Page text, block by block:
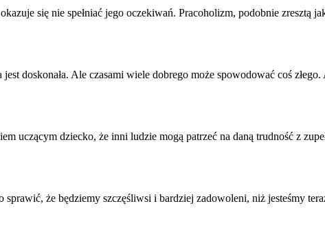
się nie spełniać jego oczekiwań. Pracoholizm, podobnie zresztą
jest doskonała. Ale czasami wiele dobrego może spowodować coś
uczącym dziecko, że inni ludzie mogą patrzeć na daną trudność z
sprawić, że będziemy szczęśliwsi i bardziej zadowoleni, niż jesteśmy